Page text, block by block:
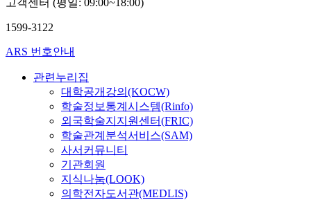
고객센터 (평일: 09:00~18:00)
1599-3122
ARS 번호안내
관련누리집
대학공개강의(KOCW)
학술정보통계시스템(Rinfo)
외국학술지지원센터(FRIC)
학술관계분석서비스(SAM)
사서커뮤니티
기관회원
지식나눔(LOOK)
의학전자도서관(MEDLIS)